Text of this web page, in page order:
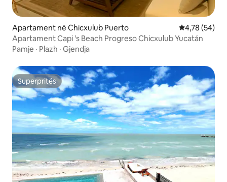
Apartament në Chicxulub Puerto Vlerësimi
4,78 (54)
Apartament Capi 's Beach Progreso Chicxulub Yucatán
Pamje · Plazh · Gjendja
Superpritës
Superpritës